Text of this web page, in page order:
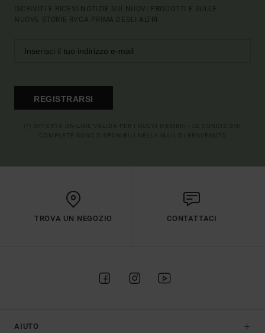
ISCRIVITI E RICEVI NOTIZIE SUI NUOVI PRODOTTI E SULLE
NUOVE STORIE RVCA PRIMA DEGLI ALTRI.
REGISTRARSI
TROVA UN NEGOZIO CONTATTACI
AIUTO